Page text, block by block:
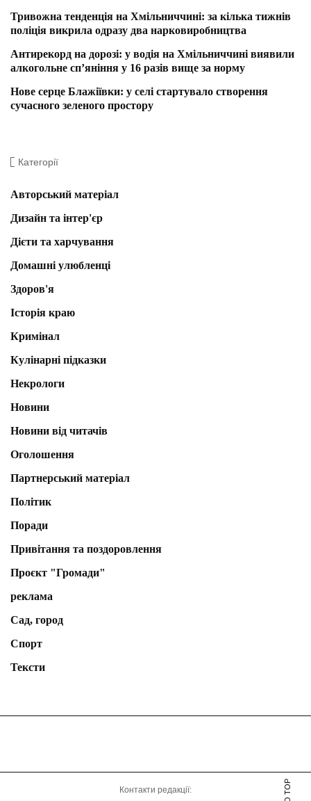
Тривожна тенденція на Хмільниччині: за кілька тижнів
поліція викрила одразу два нарковиробництва
Антирекорд на дорозі: у водія на Хмільниччині виявили
алкогольне сп’яніння у 16 разів вище за норму
Нове серце Блажіївки: у селі стартувало створення
сучасного зеленого простору
Категорії
Авторський матеріал
Дизайн та інтер'єр
Дієти та харчування
Домашні улюбленці
Здоров'я
Історія краю
Кримінал
Кулінарні підказки
Некрологи
Новини
Новини від читачів
Оголошення
Партнерський матеріал
Політик
Поради
Привітання та поздоровлення
Проєкт "Громади"
реклама
Сад, город
Спорт
Тексти
Контакти редакції: